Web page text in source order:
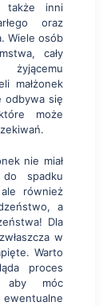
także inni
oraz
Wiele osób
cały
małżonek
odbywa się
może
nie miał
spadku
również
a
Dla
w
Warto
proces
aby móc